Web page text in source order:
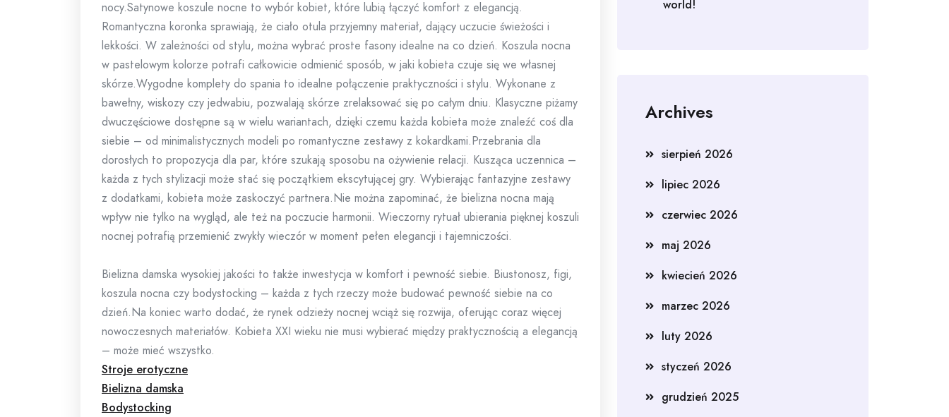
nocy.Satynowe koszule nocne to wybór kobiet, które lubią łączyć komfort z elegancją.
Romantyczna koronka sprawiają, że ciało otula przyjemny materiał, dający uczucie świeżości i
lekkości. W zależności od stylu, można wybrać proste fasony idealne na co dzień. Koszula nocna
w pastelowym kolorze potrafi całkowicie odmienić sposób, w jaki kobieta czuje się we własnej
skórze.Wygodne komplety do spania to idealne połączenie praktyczności i stylu. Wykonane z
bawełny, wiskozy czy jedwabiu, pozwalają skórze zrelaksować się po całym dniu. Klasyczne piżamy
dwuczęściowe dostępne są w wielu wariantach, dzięki czemu każda kobieta może znaleźć coś dla
siebie – od minimalistycznych modeli po romantyczne zestawy z kokardkami.Przebrania dla
dorosłych to propozycja dla par, które szukają sposobu na ożywienie relacji. Kusząca uczennica –
każda z tych stylizacji może stać się początkiem ekscytującej gry. Wybierając fantazyjne zestawy
z dodatkami, kobieta może zaskoczyć partnera.Nie można zapominać, że bielizna nocna mają
wpływ nie tylko na wygląd, ale też na poczucie harmonii. Wieczorny rytuał ubierania pięknej koszuli
nocnej potrafią przemienić zwykły wieczór w moment pełen elegancji i tajemniczości.
Bielizna damska wysokiej jakości to także inwestycja w komfort i pewność siebie. Biustonosz, figi,
koszula nocna czy bodystocking – każda z tych rzeczy może budować pewność siebie na co
dzień.Na koniec warto dodać, że rynek odzieży nocnej wciąż się rozwija, oferując coraz więcej
nowoczesnych materiałów. Kobieta XXI wieku nie musi wybierać między praktycznością a elegancją
– może mieć wszystko.
Stroje erotyczne
Bielizna damska
Bodystocking
world!
Archives
sierpień 2026
lipiec 2026
czerwiec 2026
maj 2026
kwiecień 2026
marzec 2026
luty 2026
styczeń 2026
grudzień 2025